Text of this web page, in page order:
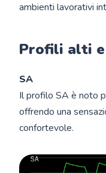
ambienti lavorativi
Profili alti
SA
Il profilo SA è noto
offrendo una
confortevole.